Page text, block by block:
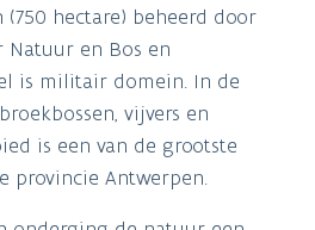
(750 hectare) beheerd door
Natuur en Bos en
is militair domein. In de
vijvers en
is een van de grootste
provincie Antwerpen.